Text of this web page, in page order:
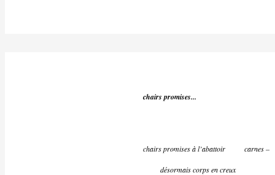
chairs promises...
chairs promises à l’abattoir carnes –
désormais corps en creux